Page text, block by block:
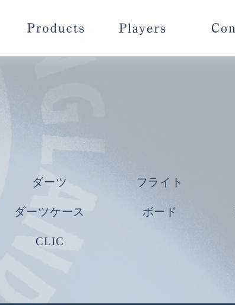
ダーツ フライト
ダーツケース ボード
CLIC